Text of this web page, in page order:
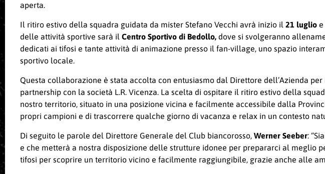
aperta.
Il ritiro estivo della squadra guidata da mister Stefano Vecchi avrà inizio il 21 luglio e
delle attività sportive sarà il Centro Sportivo di Bedollo, dove si svolgeranno
dedicati ai tifosi e tante attività di animazione presso il fan-village, uno spazio
sportivo locale.
Questa collaborazione è stata accolta con entusiasmo dal Direttore dell’Azienda per
partnership con la società L.R. Vicenza. La scelta di ospitare il ritiro estivo della
nostro territorio, situato in una posizione vicina e facilmente accessibile dalla
propri campioni e di trascorrere qualche giorno di vacanza e relax in un contesto
Di seguito le parole del Direttore Generale del Club biancorosso, Werner Seeber:
e che metterà a nostra disposizione delle strutture idonee per prepararci al meglio
tifosi per scoprire un territorio vicino e facilmente raggiungibile, grazie anche alle